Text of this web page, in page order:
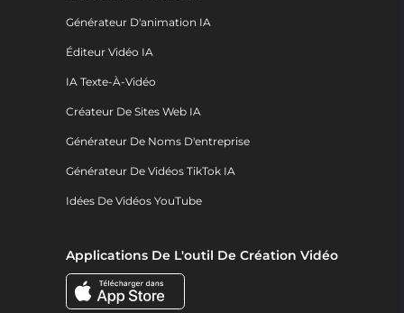
Générateur D'animation IA
Éditeur Vidéo IA
IA Texte-À-Vidéo
Créateur De Sites Web IA
Générateur De Noms D'entreprise
Générateur De Vidéos TikTok IA
Idées De Vidéos YouTube
Applications De L'outil De Création Vidéo